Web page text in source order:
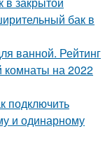
бак в
ванной. Рейтинг
комнаты на 2022
подключить
и одинарному